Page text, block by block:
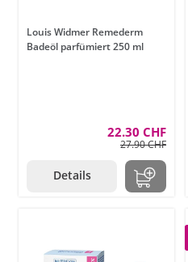
Louis Widmer Remederm
Badeöl parfümiert 250 ml
22.30 CHF
27.90 CHF
Details